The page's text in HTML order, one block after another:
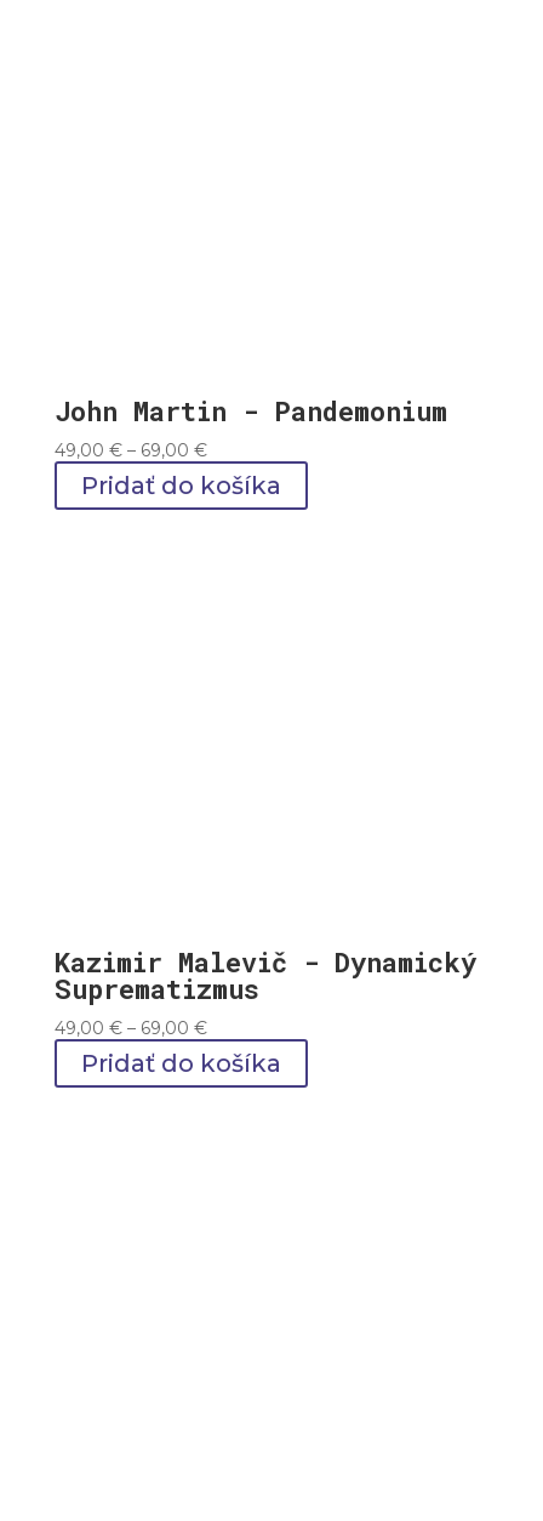
John Martin - Pandemonium
49,00 € – 69,00 €Price
range:
49,00 €
Pridať do košíka
Kazimir Malevič - Dynamický
Suprematizmus
49,00 € – 69,00 €Price
range:
49,00 €
Pridať do košíka